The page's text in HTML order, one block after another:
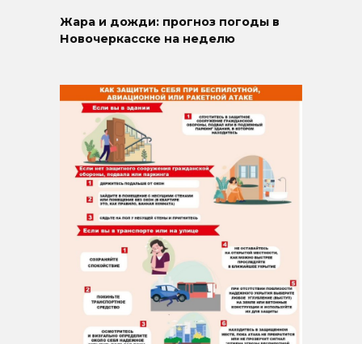
Жара и дожди: прогноз погоды в
Новочеркасске на неделю